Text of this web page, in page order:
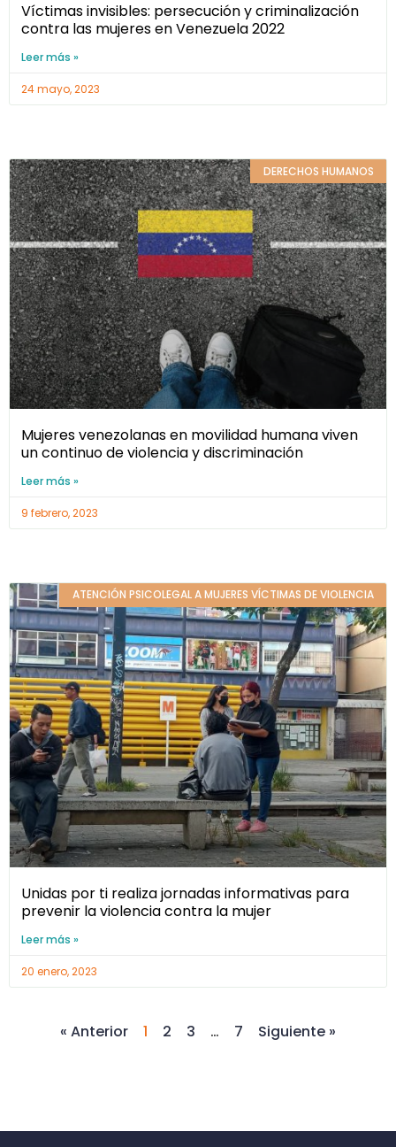
Víctimas invisibles: persecución y criminalización
contra las mujeres en Venezuela 2022
Leer más »
24 mayo, 2023
DERECHOS HUMANOS
Mujeres venezolanas en movilidad humana viven
un continuo de violencia y discriminación
Leer más »
9 febrero, 2023
ATENCIÓN PSICOLEGAL A MUJERES VÍCTIMAS DE VIOLENCIA
Unidas por ti realiza jornadas informativas para
prevenir la violencia contra la mujer
Leer más »
20 enero, 2023
« Anterior 1 2 3 … 7 Siguiente »